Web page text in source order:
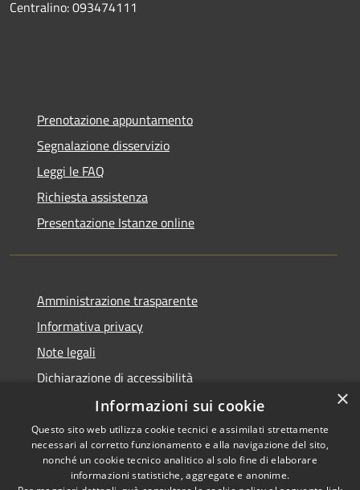
Centralino: 093474111
Prenotazione appuntamento
Segnalazione disservizio
Leggi le FAQ
Richiesta assistenza
Presentazione Istanze online
Amministrazione trasparente
Informativa privacy
Note legali
Dichiarazione di accessibilità
Accessibilità
Copyright © 2026 • Comune di
Caltanissetta • Powered by
×
Informazioni sui cookie
Questo sito web utilizza cookie tecnici e assimilati strettamente
necessari al corretto funzionamento e alla navigazione del sito,
nonché un cookie tecnico analitico al solo fine di elaborare
informazioni statistiche, aggregate e anonime.